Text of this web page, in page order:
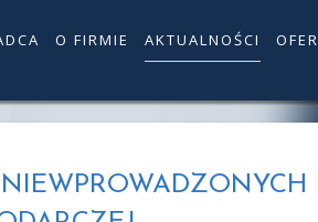
O FIRMIE AKTUALNOŚCI